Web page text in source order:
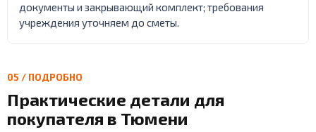
документы и закрывающий комплект; требования
учреждения уточняем до сметы.
05 / ПОДРОБНО
Практические детали для
покупателя в Тюмени